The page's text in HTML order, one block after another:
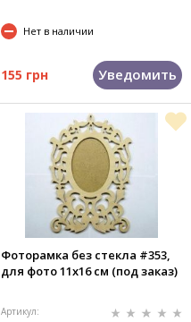
Нет в наличии
155 грн Уведомить
Фоторамка без стекла #353,
для фото 11х16 см (под заказ)
Артикул: